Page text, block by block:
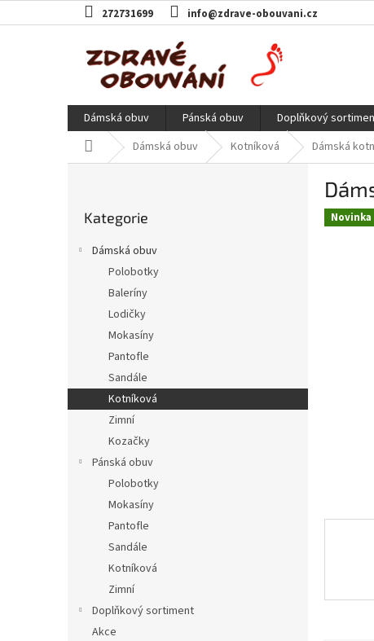
na
272731699 info@zdrave-obouvani.cz
Dámská obuv Pánská obuv Doplňkový
Domů Dámská obuv Kotníková Dámská
e
l
kategorie
Kategorie
Dámská obuv
Polobotky
Baleríny
Lodičky
Mokasíny
Pantofle
Sandále
Kotníková
Zimní
Kozačky
Pánská obuv
Polobotky
Mokasíny
Pantofle
Sandále
Kotníková
Zimní
Doplňkový sortiment
Akce
Novinka